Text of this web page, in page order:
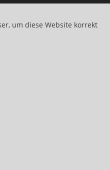
um diese Website korrekt